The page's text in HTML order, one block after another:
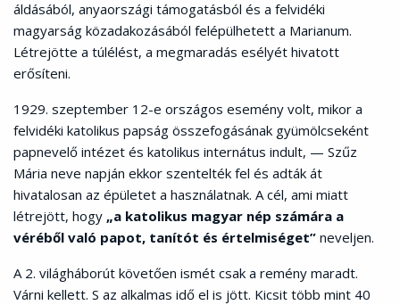
áldásából, anyaországi támogatásból és a felvidéki
magyarság közadakozásából felépülhetett a Marianum.
Létrejötte a túlélést, a megmaradás esélyét hivatott
erősíteni.
1929. szeptember 12-e országos esemény volt, mikor a
felvidéki katolikus papság összefogásának gyümölcseként
papnevelő intézet és katolikus internátus indult, — Szűz
Mária neve napján ekkor szentelték fel és adták át
hivatalosan az épületet a használatnak. A cél, ami miatt
létrejött, hogy „a katolikus magyar nép számára a
véréből való papot, tanítót és értelmiséget”neveljen.
A 2. világháborút követően ismét csak a remény maradt.
Várni kellett. S az alkalmas idő el is jött. Kicsit több mint 40